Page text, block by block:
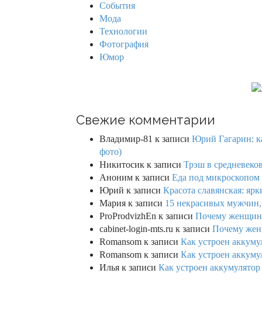
События
Мода
Технологии
Фотография
Юмор
Свежие комментарии
Владимир-81 к записи Юрий Гагарин:
фото)
Никитосик к записи Трэш в
Аноним к записи Еда под микроскопом
Юрий к записи Красота славянская:
Мария к записи 15 некрасивых
ProProdvizhEn к записи Почему
cabinet-login-mts.ru к записи Почему
Romansom к записи Как устроен
Romansom к записи Как устроен
Илья к записи Как устроен